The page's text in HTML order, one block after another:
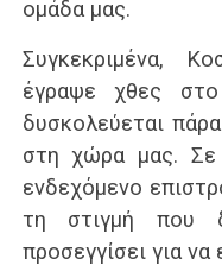
ομάδα μας.
Συγκεκριμένα,
έγραψε χθες
δυσκολεύεται
στη χώρα μας. Σε
ενδεχόμενο
τη στιγμή που
προσεγγίσει για να